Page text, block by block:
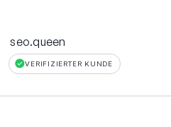
seo.queen
VERIFIZIERTER KUNDE